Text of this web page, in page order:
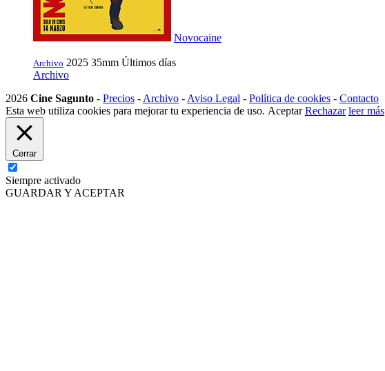
Novocaine
Archivo 2025 35mm Últimos días
Archivo
2026 Cine Sagunto - Precios - Archivo - Aviso Legal - Política de cookies - Contacto
Esta web utiliza cookies para mejorar tu experiencia de uso. Aceptar Rechazar leer más
Cerrar
Siempre activado
GUARDAR Y ACEPTAR